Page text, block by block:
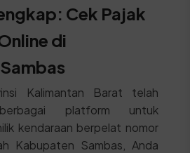
Cek Pajak
di
Kalimantan Barat telah
berbagai platform untuk
kendaraan berpelat nomor
Kabupaten Sambas, Anda